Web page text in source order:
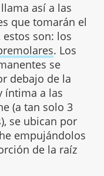
así a las
que tomarán el
son: los
. Los
se
debajo de la
íntima a las
(a tan solo 3
se ubican por
empujándolos
de la raíz